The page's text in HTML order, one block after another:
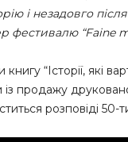
і незадовго
фестивалю “Faine
“Історії, які
із продажу
розповіді 50-